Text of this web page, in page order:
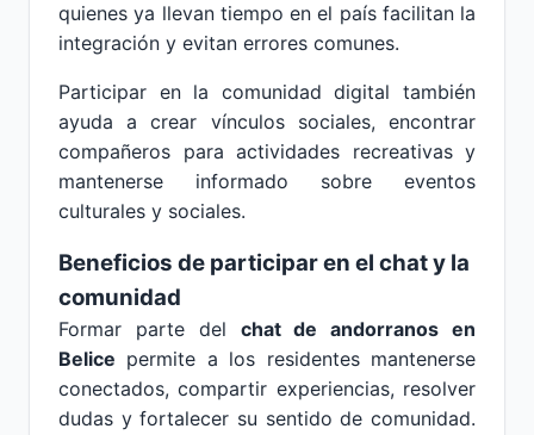
quienes ya llevan tiempo en el país facilitan la
integración y evitan errores comunes.
Participar en la comunidad digital también
ayuda a crear vínculos sociales, encontrar
compañeros para actividades recreativas y
mantenerse informado sobre eventos
culturales y sociales.
Beneficios de participar en el chat y la
comunidad
Formar parte del chat de andorranos en
Belice permite a los residentes mantenerse
conectados, compartir experiencias, resolver
dudas y fortalecer su sentido de comunidad.